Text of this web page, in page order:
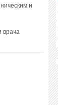
и
врача